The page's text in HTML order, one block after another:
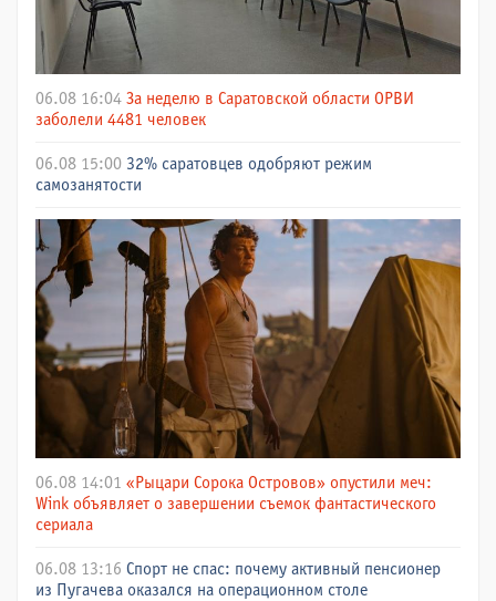
06.08 16:04 За неделю в Саратовской области ОРВИ
заболели 4481 человек
06.08 15:00 32% саратовцев одобряют режим
самозанятости
06.08 14:01 «Рыцари Сорока Островов» опустили меч:
Wink объявляет о завершении съемок фантастического
сериала
06.08 13:16 Спорт не спас: почему активный пенсионер
из Пугачева оказался на операционном столе